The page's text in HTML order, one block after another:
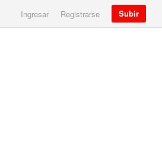
Ingresar Registrarse Subir